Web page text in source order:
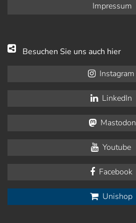
Impressum
Besuchen Sie uns auch hier
Instagram
LinkedIn
Mastodon
Youtube
Facebook
Unishop